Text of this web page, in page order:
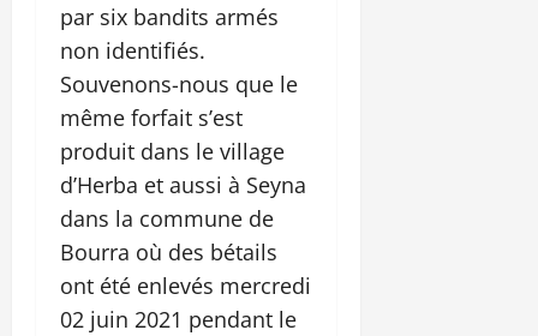
par six bandits armés
non identifiés.
Souvenons-nous que le
même forfait s’est
produit dans le village
d’Herba et aussi à Seyna
dans la commune de
Bourra où des bétails
ont été enlevés mercredi
02 juin 2021 pendant le